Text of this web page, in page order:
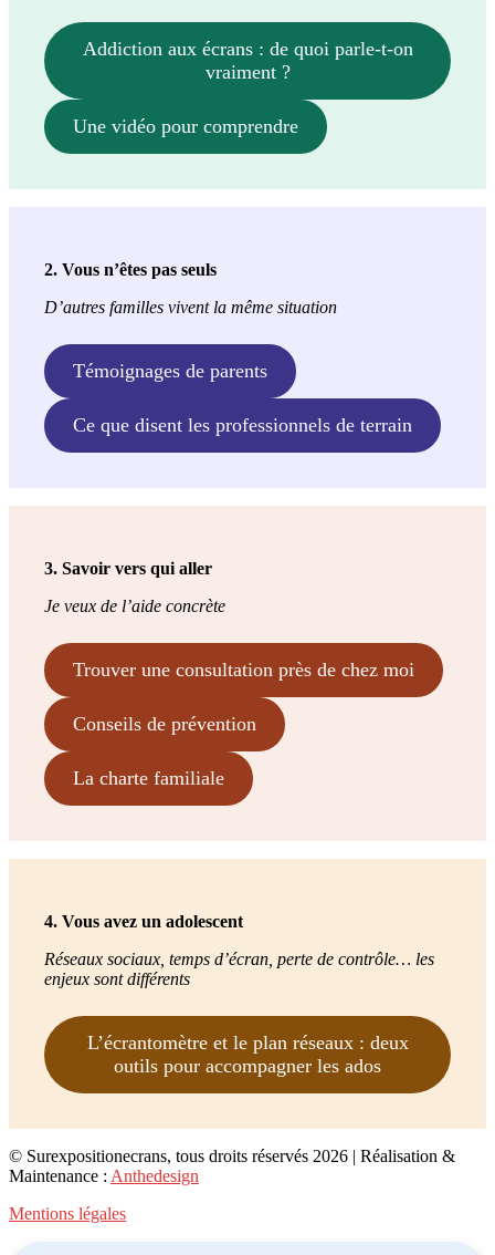
Addiction aux écrans : de quoi parle-t-on
vraiment ?
Une vidéo pour comprendre
2. Vous n’êtes pas seuls
D’autres familles vivent la même situation
Témoignages de parents
Ce que disent les professionnels de terrain
3. Savoir vers qui aller
Je veux de l’aide concrète
Trouver une consultation près de chez moi
Conseils de prévention
La charte familiale
4. Vous avez un adolescent
Réseaux sociaux, temps d’écran, perte de contrôle… les
enjeux sont différents
L’écrantomètre et le plan réseaux : deux
outils pour accompagner les ados
© Surexpositionecrans, tous droits réservés 2026 | Réalisation &
Maintenance : Anthedesign
Mentions légales